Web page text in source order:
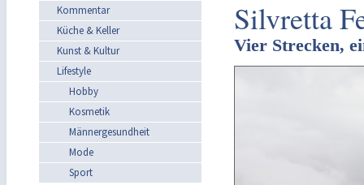
Kommentar
Küche & Keller
Kunst & Kultur
Lifestyle
Hobby
Kosmetik
Männergesundheit
Mode
Sport
Silvretta
Vier Strecken,